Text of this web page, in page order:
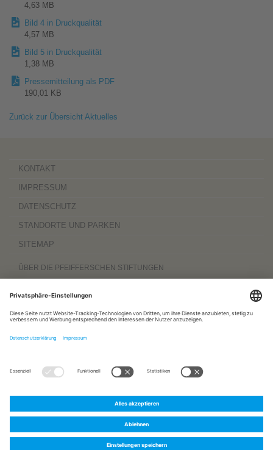
4,63 MB
Bild 4 in Druckqualität
4,57 MB
Bild 5 in Druckqualität
1,38 MB
Pressemitteilung als PDF
190,01 KB
Zurück zur Übersicht Aktuelles
KONTAKT
IMPRESSUM
DATENSCHUTZ
STANDORTE UND PARKEN
SITEMAP
ÜBER DIE PFEIFFERSCHEN STIFTUNGEN
Komplexträger und bieten
Menschen mit Behinderung, außerdemWerkstättenmit ca. 600 Beschäftigten
hinaus sind sie zu 100 Prozent am
www.pfeiffersche-stiftungen.de
ZERTIFIZIERUNG FOLGEN SIE UNS AUF:
Pfeiffersche
StiftungenStiftungen